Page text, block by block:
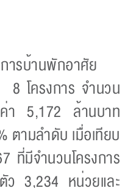
ารบ้านพักอาศัย
โครงการ จำนวน
า 5,172 ล้านบาท
ตามลำดับ เมื่อเทียบ
ที่มีจำนวนโครงการ
ว 3,234 หน่วยและ